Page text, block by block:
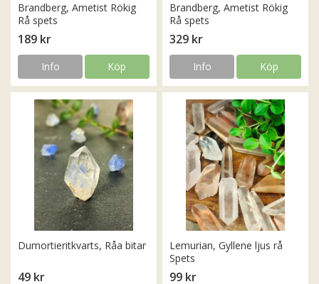
Brandberg, Ametist Rökig
Rå spets
189 kr
Info Köp
Brandberg, Ametist Rökig
Rå spets
329 kr
Info Köp
Dumortieritkvarts, Råa bitar
49 kr
Lemurian, Gyllene ljus rå
Spets
99 kr